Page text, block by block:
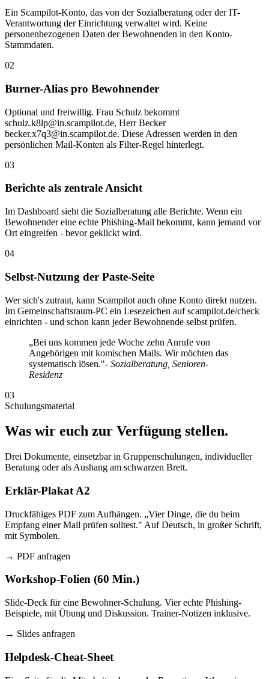
Ein Scampilot-Konto, das von der Sozialberatung oder der IT-
Verantwortung der Einrichtung verwaltet wird. Keine
personenbezogenen Daten der Bewohnenden in den Konto-
Stammdaten.
02
Burner-Alias pro Bewohnender
Optional und freiwillig. Frau Schulz bekommt
schulz.k8lp@in.scampilot.de, Herr Becker
becker.x7q3@in.scampilot.de. Diese Adressen werden in den
persönlichen Mail-Konten als Filter-Regel hinterlegt.
03
Berichte als zentrale Ansicht
Im Dashboard sieht die Sozialberatung alle Berichte. Wenn ein
Bewohnender eine echte Phishing-Mail bekommt, kann jemand vor
Ort eingreifen - bevor geklickt wird.
04
Selbst-Nutzung der Paste-Seite
Wer sich's zutraut, kann Scampilot auch ohne Konto direkt nutzen.
Im Gemeinschaftsraum-PC ein Lesezeichen auf scampilot.de/check
einrichten - und schon kann jeder Bewohnende selbst prüfen.
„Bei uns kommen jede Woche zehn Anrufe von
Angehörigen mit komischen Mails. Wir möchten das
systematisch lösen."- Sozialberatung, Senioren-
Residenz
03
Schulungsmaterial
Was wir euch zur Verfügung stellen.
Drei Dokumente, einsetzbar in Gruppenschulungen, individueller
Beratung oder als Aushang am schwarzen Brett.
Erklär-Plakat A2
Druckfähiges PDF zum Aufhängen. „Vier Dinge, die du beim
Empfang einer Mail prüfen solltest." Auf Deutsch, in großer Schrift,
mit Symbolen.
→ PDF anfragen
Workshop-Folien (60 Min.)
Slide-Deck für eine Bewohner-Schulung. Vier echte Phishing-
Beispiele, mit Übung und Diskussion. Trainer-Notizen inklusive.
→ Slides anfragen
Helpdesk-Cheat-Sheet